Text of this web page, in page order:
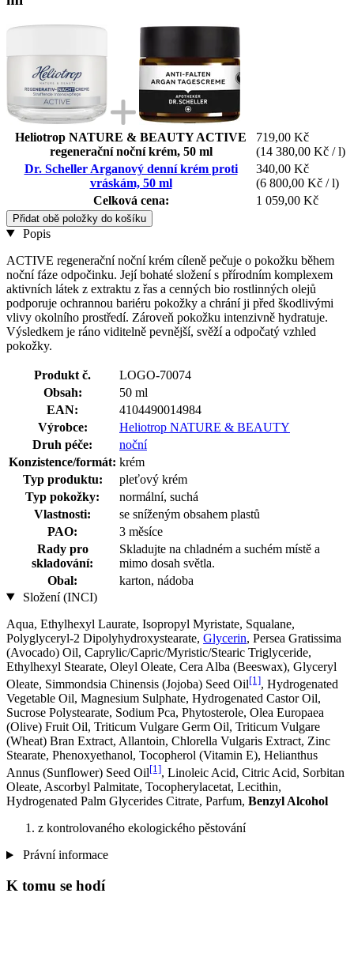
Heliotrop NATURE & BEAUTY ACTIVE
regenerační noční krém, 50 ml
719,00 Kč
(14 380,00 Kč / l)
Dr. Scheller Arganový denní krém proti
vráskám, 50 ml
340,00 Kč
(6 800,00 Kč / l)
Celková cena:
1 059,00 Kč
Přidat obě položky do košíku
Popis
ACTIVE regenerační noční krém cíleně pečuje o pokožku během
noční fáze odpočinku. Její bohaté složení s přírodním komplexem
aktivních látek z extraktu z řas a cenných bio rostlinných olejů
podporuje ochrannou bariéru pokožky a chrání ji před škodlivými
vlivy okolního prostředí. Zároveň pokožku intenzivně hydratuje.
Výsledkem je ráno viditelně pevnější, svěží a odpočatý vzhled
pokožky.
Produkt č.
LOGO-70074
Obsah:
50 ml
EAN:
4104490014984
Výrobce:
Heliotrop NATURE & BEAUTY
Druh péče:
noční
Konzistence/formát: krém
Typ produktu:
pleťový krém
Typ pokožky:
normální, suchá
Vlastnosti:
se sníženým obsahem plastů
PAO:
3 měsíce
Rady pro
skladování:
Skladujte na chladném a suchém místě a
mimo dosah světla.
Obal:
karton, nádoba
Složení (INCI)
Aqua, Ethylhexyl Laurate, Isopropyl Myristate, Squalane,
Polyglyceryl-2 Dipolyhydroxystearate, Glycerin, Persea Gratissima
(Avocado) Oil, Caprylic/Capric/Myristic/Stearic Triglyceride,
Ethylhexyl Stearate, Oleyl Oleate, Cera Alba (Beeswax), Glyceryl
Oleate, Simmondsia Chinensis (Jojoba) Seed Oil[1], Hydrogenated
Vegetable Oil, Magnesium Sulphate, Hydrogenated Castor Oil,
Sucrose Polystearate, Sodium Pca, Phytosterole, Olea Europaea
(Olive) Fruit Oil, Triticum Vulgare Germ Oil, Triticum Vulgare
(Wheat) Bran Extract, Allantoin, Chlorella Vulgaris Extract, Zinc
Stearate, Phenoxyethanol, Tocopherol (Vitamin E), Helianthus
Annus (Sunflower) Seed Oil[1], Linoleic Acid, Citric Acid, Sorbitan
Oleate, Ascorbyl Palmitate, Tocopherylacetat, Lecithin,
Hydrogenated Palm Glycerides Citrate, Parfum, Benzyl Alcohol
z kontrolovaného ekologického pěstování
Právní informace
K tomu se hodí